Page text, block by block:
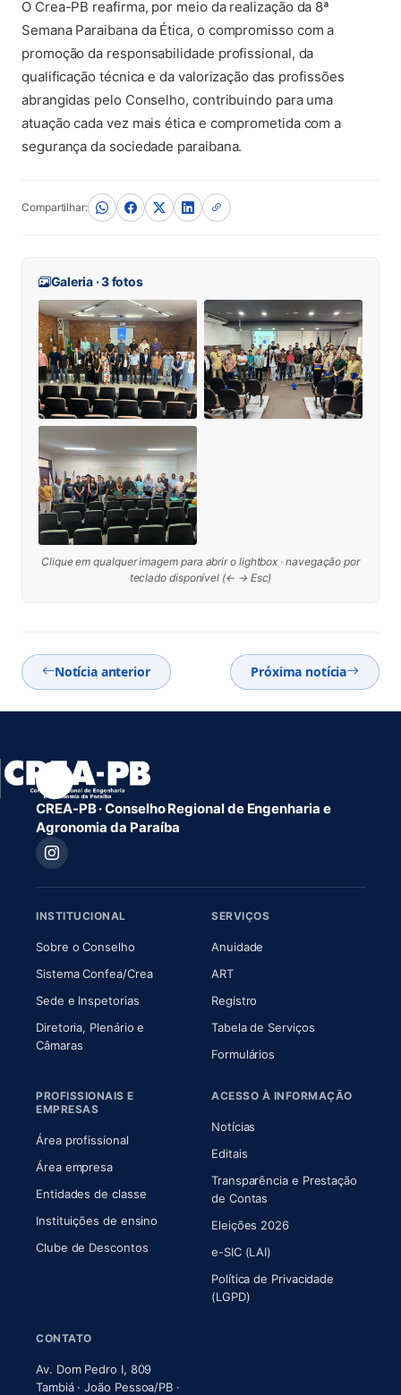
O Crea-PB reafirma, por meio da realização da 8ª
Semana Paraibana da Ética, o compromisso com a
promoção da responsabilidade profissional, da
qualificação técnica e da valorização das profissões
abrangidas pelo Conselho, contribuindo para uma
atuação cada vez mais ética e comprometida com a
segurança da sociedade paraibana.
Compartilhar:
Galeria · 3 fotos
Clique em qualquer imagem para abrir o lightbox · navegação por
teclado disponível (← → Esc)
Notícia anterior Próxima notícia
CREA-PB · Conselho Regional de Engenharia e
Agronomia da Paraíba
INSTITUCIONAL
Sobre o Conselho(abre em nova aba)
Sistema Confea/Crea(abre em nova aba)
Sede e Inspetorias
Diretoria, Plenário e
Câmaras(abre em nova aba)
SERVIÇOS
Anuidade
ART(abre em nova aba)
Registro
Tabela de Serviços
Formulários
PROFISSIONAIS E
EMPRESAS
Área profissional
Área empresa
Entidades de classe
Instituições de ensino
Clube de Descontos
ACESSO À INFORMAÇÃO
Notícias
Editais
Transparência e Prestação
de Contas
Eleições 2026
e-SIC (LAI)
Política de Privacidade
(LGPD)
CONTATO
Av. Dom Pedro I, 809
Tambiá · João Pessoa/PB ·